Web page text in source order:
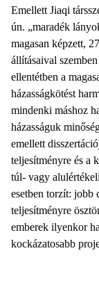
Emellett Jiaqi
ún. „maradék
magasan képzett,
állításaival
ellentétben a
házasságkötést
mindenki máshoz
házasságuk
emellett
teljesítményre és a
túl- vagy
esetben torzít: jobb
teljesítményre
emberek ilyenkor
kockázatosabb